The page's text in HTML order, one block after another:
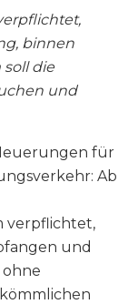
binnen
die
und
für
Ab
verpflichtet,
und